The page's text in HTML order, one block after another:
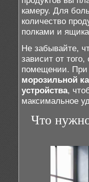
камеру. Для
количество
полками и
Не забывайте,
зависит от
помещении.
морозильной
устройства,
максимальное
Что